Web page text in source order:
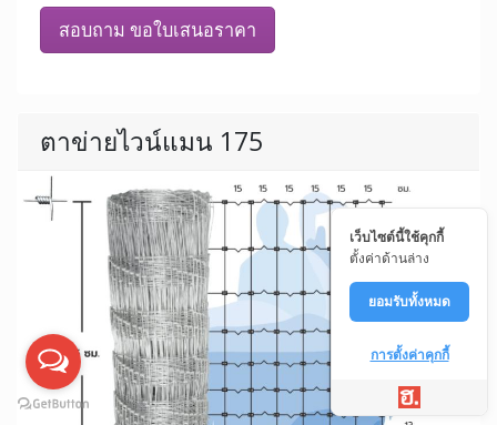
สอบถาม ขอใบเสนอราคา
ตาข่ายไวน์แมน 175
เว็บไซต์นี้ใช้คุกกี้
ตั้งค่าด้านล่าง
ยอมรับทั้งหมด
การตั้งค่าคุกกี้